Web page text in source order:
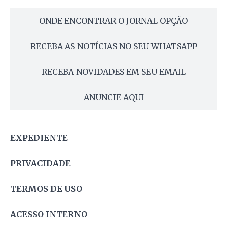
ONDE ENCONTRAR O JORNAL OPÇÃO
RECEBA AS NOTÍCIAS NO SEU WHATSAPP
RECEBA NOVIDADES EM SEU EMAIL
ANUNCIE AQUI
EXPEDIENTE
PRIVACIDADE
TERMOS DE USO
ACESSO INTERNO